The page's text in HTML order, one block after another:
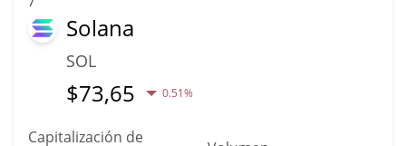
Solana
SOL
$73,65 0.51%
Capitalización de